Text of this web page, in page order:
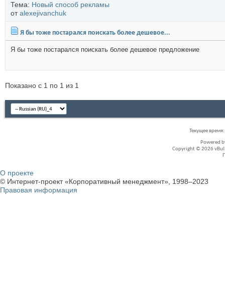
Тема: Новый способ рекламы
отalexejivanchuk
Я бы тоже постарался поискать более дешевое...
Я бы тоже постарался поискать более дешевое предложение
Показано с 1 по 1 из 1
Текущее время:
Powered
Copyright © 2026
О проекте
© Интернет-проект «Корпоративный менеджмент», 1998–2023
Правовая информация